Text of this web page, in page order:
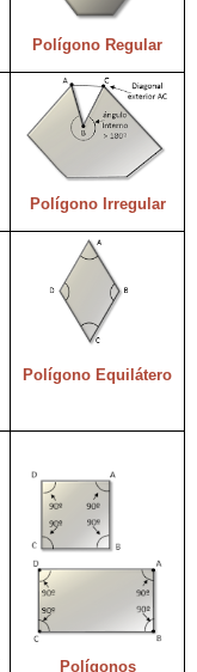
Polígono Regular
Polígono Irregular
Polígono Equilátero
Polígonos